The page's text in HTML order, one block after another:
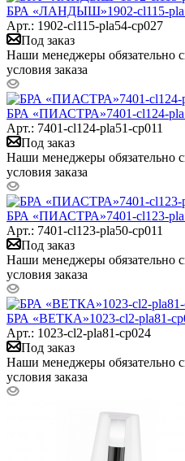
БРА «ЛАНДЫШ»1902-cl115-
Арт.: 1902-cl115-pla54-cp027
Под заказ
Наши менеджеры обязательно
условия заказа
БРА «ПИАСТРА»7401-cl124-
Арт.: 7401-cl124-pla51-cp011
Под заказ
Наши менеджеры обязательно
условия заказа
БРА «ПИАСТРА»7401-cl123-
Арт.: 7401-cl123-pla50-cp011
Под заказ
Наши менеджеры обязательно
условия заказа
БРА «ВЕТКА»1023-cl2-pla81-
Арт.: 1023-cl2-pla81-cp024
Под заказ
Наши менеджеры обязательно
условия заказа